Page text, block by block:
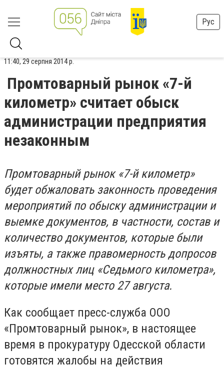
Рус
11:40, 29 серпня 2014 р.
Промтоварный рынок «7-й
километр» считает обыск
администрации предприятия
незаконным
Промтоварный рынок «7-й километр»
будет обжаловать законность проведения
мероприятий по обыску администрации и
выемке документов, в частности, состав и
количество документов, которые были
изъяты, а также правомерность допросов
должностных лиц «Седьмого километра»,
которые имели место 27 августа.
Как сообщает пресс-служба ООО
«Промтоварный рынок», в настоящее
время в прокуратуру Одесской области
готовятся жалобы на действия